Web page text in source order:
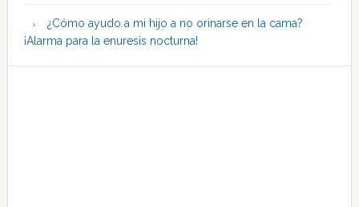
¿Cómo ayudo a mi hijo a no orinarse en la cama?
¡Alarma para la enuresis nocturna!